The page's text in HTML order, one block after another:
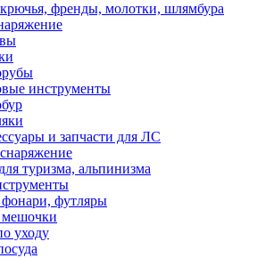
френды, молотки, шлямбура
инструменты
и запчасти для ЛС
туризма, альпинизма
футляры
мешочки
уходу